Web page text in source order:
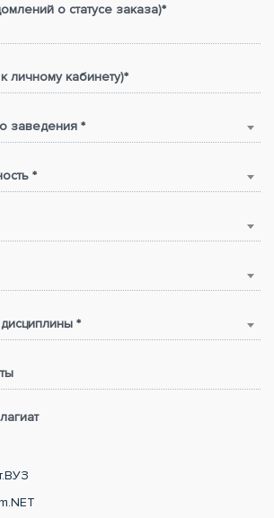
о статусе заказа)*
личному кабинету)*
заведения *
*
*